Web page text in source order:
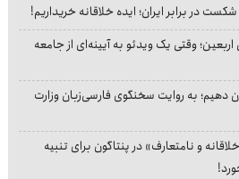
در برابر ایران؛ ایده خلاقانه خریداریم!
وقتی یک ویدئو به آیینه‌ای از جامعه
دهیم؛ به روایت سخنگوی فارسی‌زبان وزارت
و نامتعارف» در پنتاگون برای تنبیه